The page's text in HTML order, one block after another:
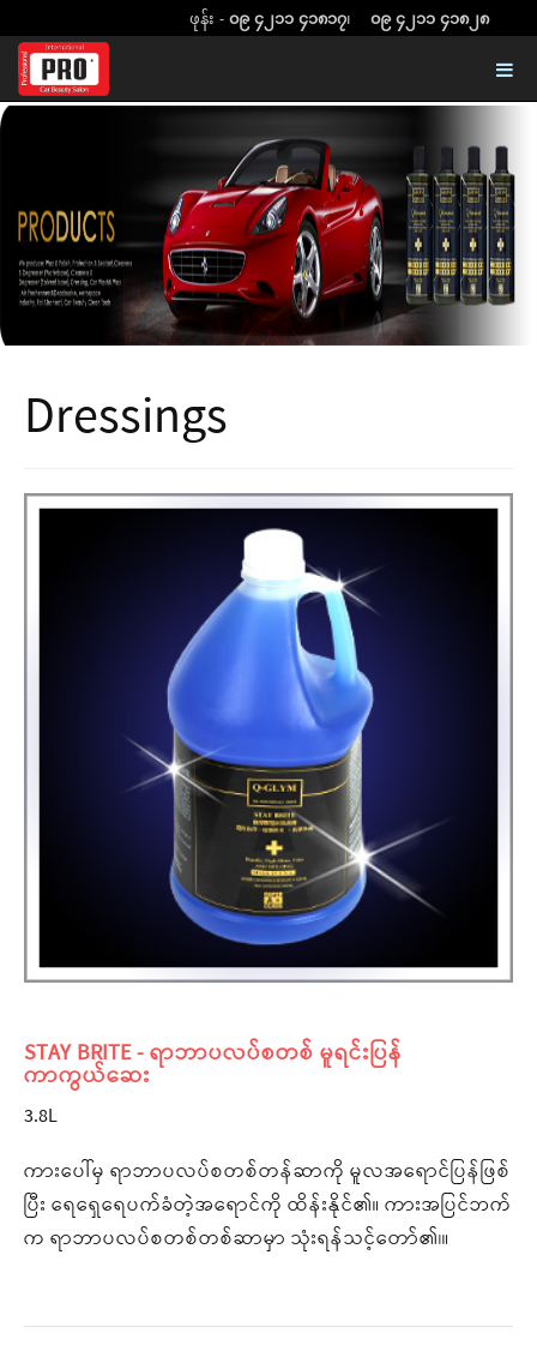
ဖုန်း - ၀၉ ၄၂၁၁ ၄၁၈၁၇၊ ၀၉ ၄၂၁၁ ၄၁၈၂၈
Dressings
STAY BRITE - ရာဘာပလပ်စတစ် မူရင်းပြန်
ကာကွယ်ဆေး
3.8L
ကားပေါ်မှ ရာဘာပလပ်စတစ်တန်ဆာကို မူလအရောင်ပြန်ဖြစ်
ပြီး ရေရှေရေပက်ခံတဲ့အရောင်ကို ထိန်းနိုင်၏။ ကားအပြင်ဘက်
က ရာဘာပလပ်စတစ်တစ်ဆာမှာ သုံးရန်သင့်တော်၏၊။